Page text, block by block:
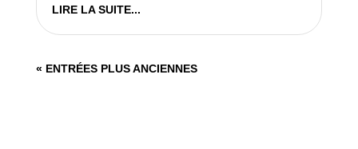
LIRE LA SUITE...
« ENTRÉES PLUS ANCIENNES